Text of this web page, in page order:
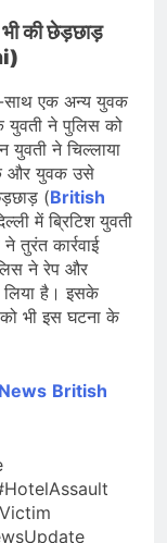
की छेड़छाड़
साथ एक अन्य युवक
युवती ने पुलिस को
युवती ने चिल्लाया
और युवक उसे
(British
में ब्रिटिश युवती
कार्रवाई
ने रेप और
लिया है। इसके
भी इस घटना के
British